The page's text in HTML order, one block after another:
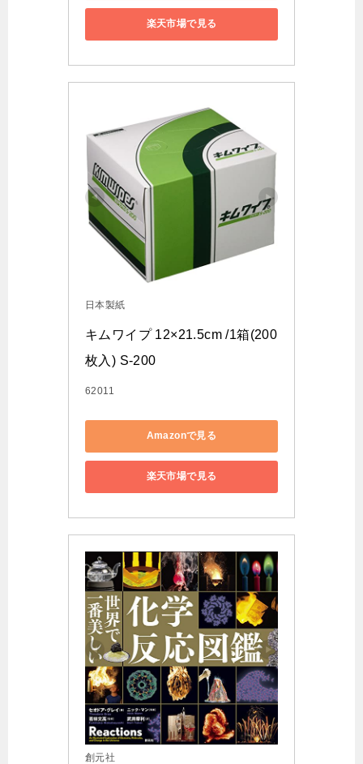
楽天市場で見る
日本製紙
キムワイプ 12×21.5cm /1箱(200
枚入) S-200
62011
Amazonで見る
楽天市場で見る
創元社